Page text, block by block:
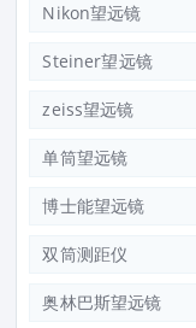
Nikon望远镜
Steiner望远镜
zeiss望远镜
单筒望远镜
博士能望远镜
双筒测距仪
奥林巴斯望远镜